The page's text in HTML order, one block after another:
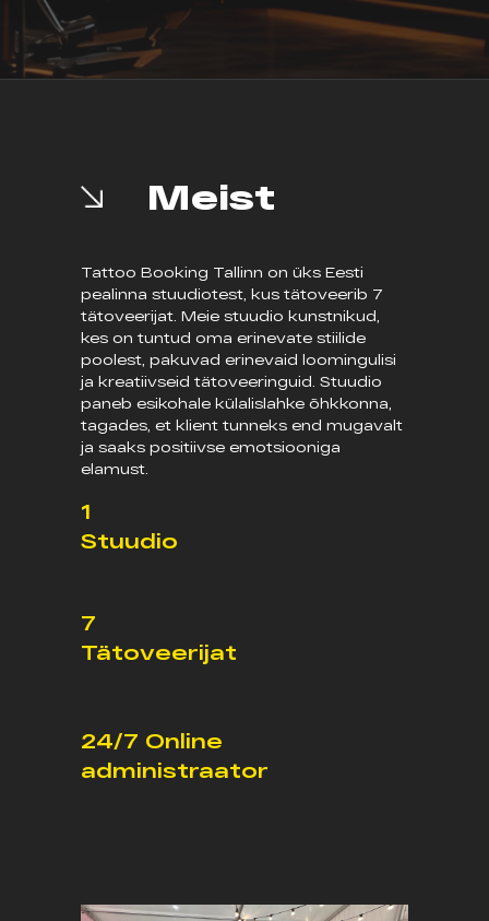
Meist
Tattoo Booking Tallinn on üks Eesti
pealinna stuudiotest, kus tätoveerib 7
tätoveerijat. Meie stuudio kunstnikud,
kes on tuntud oma erinevate stiilide
poolest, pakuvad erinevaid loomingulisi
ja kreatiivseid tätoveeringuid. Stuudio
paneb esikohale külalislahke õhkkonna,
tagades, et klient tunneks end mugavalt
ja saaks positiivse emotsiooniga
elamust.
7
Tätoveerijat
1
Stuudio
24/7 Online
administraator